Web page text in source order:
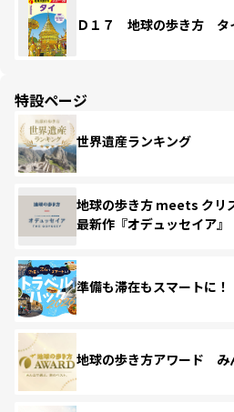
Ｄ１７ 地球の歩き方 タ
特設ページ
世界遺産ランキング
地球の歩き方 meets クリ
最新作『オデュッセイア』
準備も滞在もスマートに
地球の歩き方アワード み